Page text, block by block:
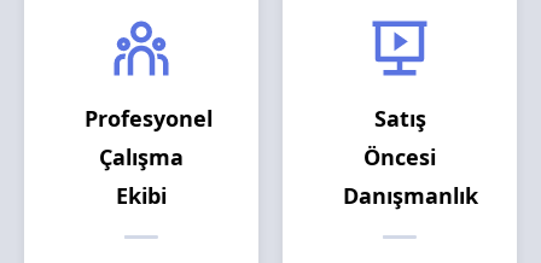
Profesyonel
Çalışma
Ekibi
Satış
Öncesi
Danışmanlık